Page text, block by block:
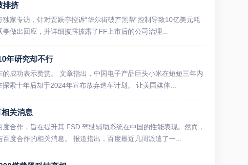
排挤
家专访，针对贾跃亭控诉“华尔街破产黑帮”控制导致10亿美元耗
做出回应，并详细披露披露了FF上市后的公司治理...
年研究却不行
成功表示赞赏。 文章指出，中国电子产品巨头小米在短短三年内
索十年后却于2024年宣布放弃造车计划。 让美国媒体...
关消息
合作，旨在提升其 FSD 驾驶辅助系统在中国的性能表现。然而，
度合作的相关消息。 报道指出，百度最近几周派遣了一...